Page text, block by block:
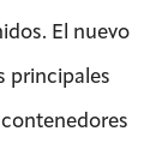
El nuevo
principales